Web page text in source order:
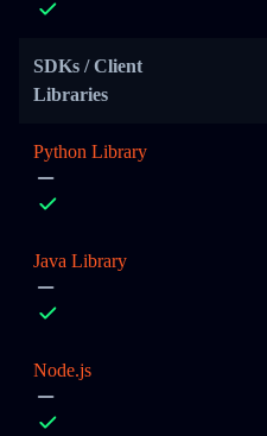
SDKs / Client
Libraries
Python Library
Java Library
Node.js